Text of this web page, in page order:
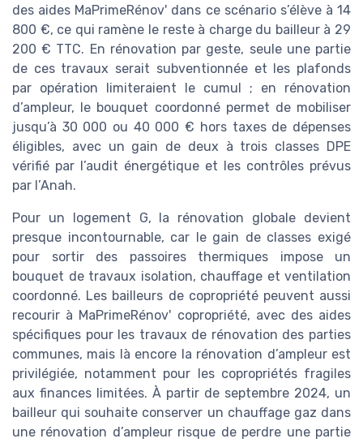
des aides MaPrimeRénov' dans ce scénario s’élève à 14
800 €, ce qui ramène le reste à charge du bailleur à 29
200 € TTC. En rénovation par geste, seule une partie
de ces travaux serait subventionnée et les plafonds
par opération limiteraient le cumul ; en rénovation
d’ampleur, le bouquet coordonné permet de mobiliser
jusqu’à 30 000 ou 40 000 € hors taxes de dépenses
éligibles, avec un gain de deux à trois classes DPE
vérifié par l’audit énergétique et les contrôles prévus
par l’Anah.
Pour un logement G, la rénovation globale devient
presque incontournable, car le gain de classes exigé
pour sortir des passoires thermiques impose un
bouquet de travaux isolation, chauffage et ventilation
coordonné. Les bailleurs de copropriété peuvent aussi
recourir à MaPrimeRénov' copropriété, avec des aides
spécifiques pour les travaux de rénovation des parties
communes, mais là encore la rénovation d’ampleur est
privilégiée, notamment pour les copropriétés fragiles
aux finances limitées. À partir de septembre 2024, un
bailleur qui souhaite conserver un chauffage gaz dans
une rénovation d’ampleur risque de perdre une partie